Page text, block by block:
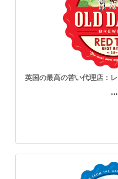
英国の最高の苦い代理店：
…